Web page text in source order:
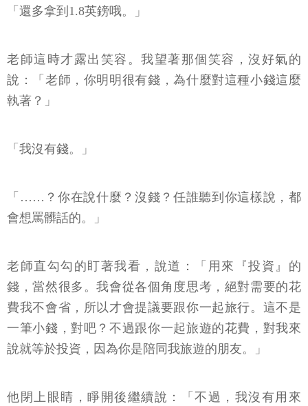
「還多拿到1.8英鎊哦。」
老師這時才露出笑容。我望著那個笑容，沒好氣的
說：「老師，你明明很有錢，為什麼對這種小錢這麼
執著？」
「我沒有錢。」
「……？你在說什麼？沒錢？任誰聽到你這樣說，都
會想罵髒話的。」
老師直勾勾的盯著我看，說道：「用來『投資』的
錢，當然很多。我會從各個角度思考，絕對需要的花
費我不會省，所以才會提議要跟你一起旅行。這不是
一筆小錢，對吧？不過跟你一起旅遊的花費，對我來
說就等於投資，因為你是陪同我旅遊的朋友。」
他閉上眼睛，睜開後繼續說：「不過，我沒有用來